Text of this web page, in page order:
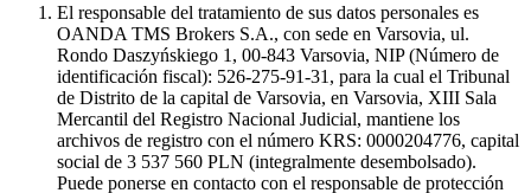
El responsable del tratamiento de sus datos personales es
OANDA TMS Brokers S.A., con sede en Varsovia, ul.
Rondo Daszyńskiego 1, 00-843 Varsovia, NIP (Número de
identificación fiscal): 526-275-91-31, para la cual el Tribunal
de Distrito de la capital de Varsovia, en Varsovia, XIII Sala
Mercantil del Registro Nacional Judicial, mantiene los
archivos de registro con el número KRS: 0000204776, capital
social de 3 537 560 PLN (integralmente desembolsado).
Puede ponerse en contacto con el responsable de protección